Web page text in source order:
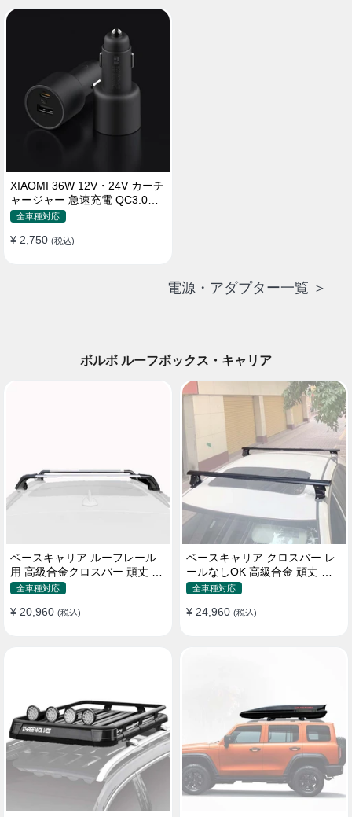
XIAOMI 36W 12V・24V カーチ
ャージャー 急速充電 QC3.0
LEDライト コンパクト 車載充
全車種対応
¥ 2,750 (税込)
電源・アダプター一覧 ＞
ボルボ ルーフボックス・キャリア
ベースキャリア ルーフレール
用 高級合金クロスバー 頑丈 ロ
ック付き ベースラックセット
全車種対応
¥ 20,960 (税込)
ベースキャリア クロスバー レ
ールなしOK 高級合金 頑丈 ロ
ック付き ベースラックセット
全車種対応
¥ 24,960 (税込)